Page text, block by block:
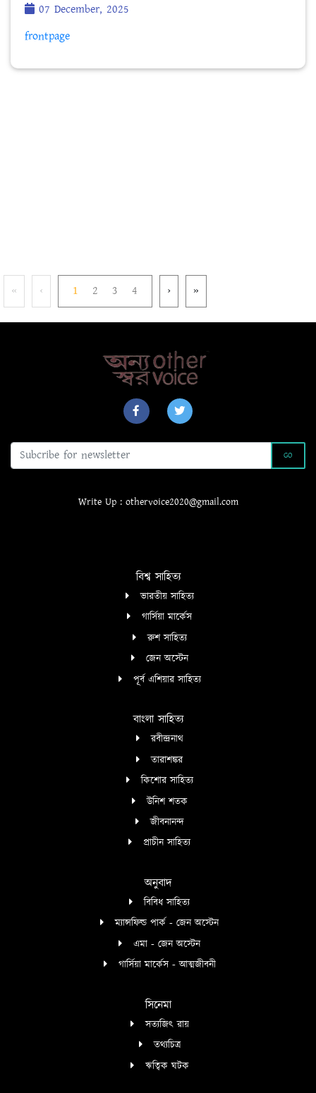
07 December, 2025
frontpage
« ‹ 1 2 3 4 › »
GO
Write Up : othervoice2020@gmail.com
বিশ্ব সাহিত্য
ভারতীয় সাহিত্য
গার্সিয়া মার্কেস
রুশ সাহিত্য
জেন অস্টেন
পূর্ব এশিয়ার সাহিত্য
বাংলা সাহিত্য
রবীন্দ্রনাথ
তারাশঙ্কর
কিশোর সাহিত্য
উনিশ শতক
জীবনানন্দ
প্রাচীন সাহিত্য
অনুবাদ
বিবিধ সাহিত্য
ম্যান্সফিল্ড পার্ক - জেন অস্টেন
এমা - জেন অস্টেন
গার্সিয়া মার্কেস - আত্মজীবনী
সিনেমা
সত্যজিৎ রায়
তথ্যচিত্র
ঋত্বিক ঘটক